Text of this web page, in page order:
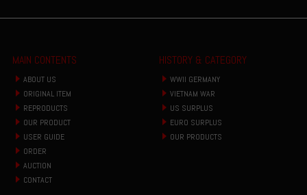
MAIN CONTENTS
ABOUT US
ORIGINAL ITEM
REPRODUCTS
OUR PRODUCT
USER GUIDE
ORDER
AUCTION
CONTACT
HISTORY & CATEGORY
WWII GERMANY
VIETNAM WAR
US SURPLUS
EURO SURPLUS
OUR PRODUCTS